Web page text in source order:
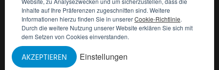
Inhalte auf Ihre Präferenzen zugeschnitten sind. Weitere
Informationen hierzu finden Sie in unsererCookie-Richtlinie.
Durch die weitere Nutzung unserer Website erklären Sie sich mit
dem Setzen von Cookies einverstanden.
Einstellungen
AKZEPTIEREN
Messerkörbe Rot
Artikelnummer: 78002272-3